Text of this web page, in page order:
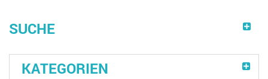
SUCHE
KATEGORIEN